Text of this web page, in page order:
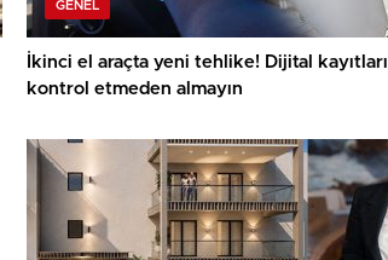
GENEL
İkinci el araçta yeni tehlike! Dijital kayıtları
kontrol etmeden almayın